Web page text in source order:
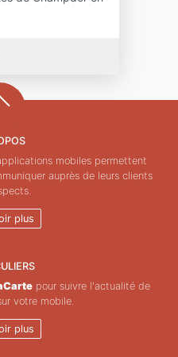
mobiles permettent
auprès de leurs clients
plus
pour suivre l'actualité de
votre mobile.
plus